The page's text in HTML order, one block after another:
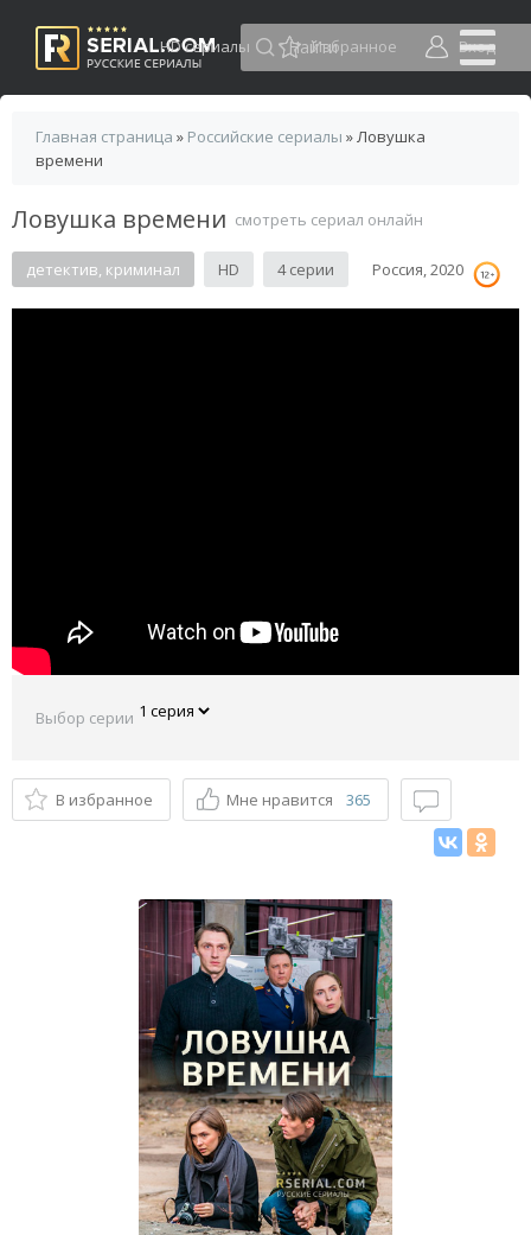
HD сериалы Избранное Вход
Главная страница » Российские сериалы » Ловушка
времени
Ловушка времени смотреть сериал онлайн
детектив, криминал HD 4 серии Россия, 2020
Выбор серии
В избранное Мне нравится 365